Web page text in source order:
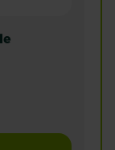
Wert ist